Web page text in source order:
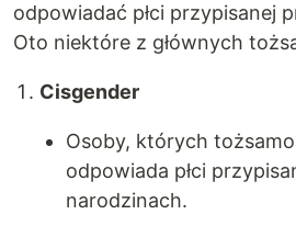
odpowiadać płci przypisanej
Oto niektóre z głównych
Cisgender
Osoby, których
odpowiada płci
narodzinach.